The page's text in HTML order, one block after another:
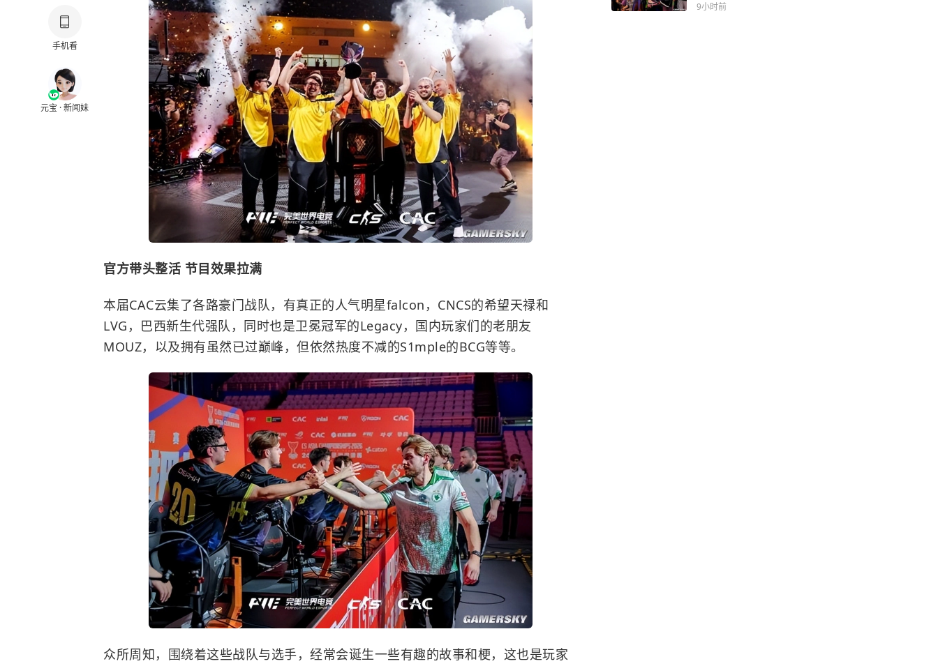
手机看
元宝 · 新闻妹
官方带头整活 节目效果拉满
本届CAC云集了各路豪门战队，有真正的人气明星falcon，CNCS的希望天禄和
LVG，巴西新生代强队，同时也是卫冕冠军的Legacy，国内玩家们的老朋友
MOUZ，以及拥有虽然已过巅峰，但依然热度不减的S1mple的BCG等等。
众所周知，围绕着这些战队与选手，经常会诞生一些有趣的故事和梗，这也是玩家
9小时前